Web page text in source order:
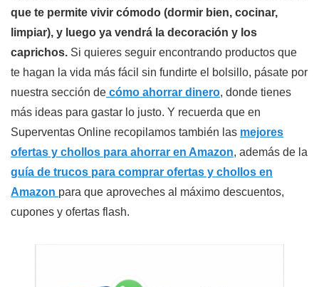
que te permite vivir cómodo (dormir bien, cocinar,
limpiar), y luego ya vendrá la decoración y los
caprichos. Si quieres seguir encontrando productos que
te hagan la vida más fácil sin fundirte el bolsillo, pásate por
nuestra sección de cómo ahorrar dinero, donde tienes
más ideas para gastar lo justo. Y recuerda que en
Superventas Online recopilamos también las mejores
ofertas y chollos para ahorrar en Amazon, además de la
guía de trucos para comprar ofertas y chollos en
Amazon para que aproveches al máximo descuentos,
cupones y ofertas flash.